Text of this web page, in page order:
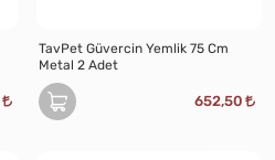
TavPet Güvercin Yemlik 75 Cm
Metal 2 Adet
652,50